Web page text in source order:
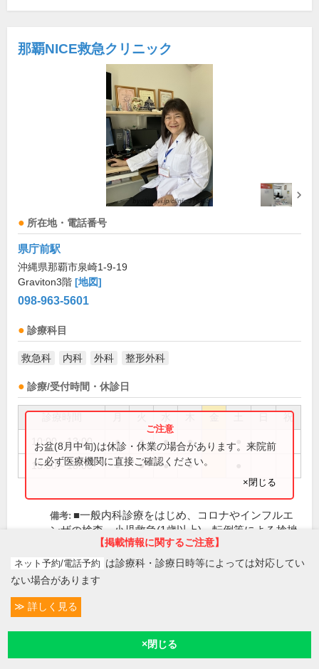
那覇NICE救急クリニック
所在地・電話番号
県庁前駅
沖縄県那覇市泉崎1-9-19
Graviton3階 [地図]
098-963-5601
診療科目
救急科 内科 外科 整形外科
診療/受付時間・休診日
祝
10:00～13:00 ● ● ● ●
15:00～18:00 ● ● ● ●
お盆(8月中旬)は休診・休業の場合があります。来院前
に必ず医療機関に直接ご確認ください。
×閉じる
備考: ■一般内科診療をはじめ、コロナやインフルエ
ンザの検査、小児救急(1歳以上)、転倒等による捻挫
や打撲で...(続きを読む)
休診日: 金、日、祝
この医院の詳細をみる
選択中
現在診療
【掲載情報に関するご注意】
ネット予約/電話予約 は診療科・診療日時等によっては対応してい
ない場合があります
詳しく見る